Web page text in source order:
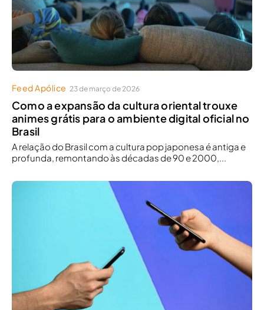
Feed Apólice 23 de março de 2026
Como a expansão da cultura oriental trouxe
animes grátis para o ambiente digital oficial no
Brasil
A relação do Brasil com a cultura pop japonesa é antiga e
profunda, remontando às décadas de 90 e 2000,...